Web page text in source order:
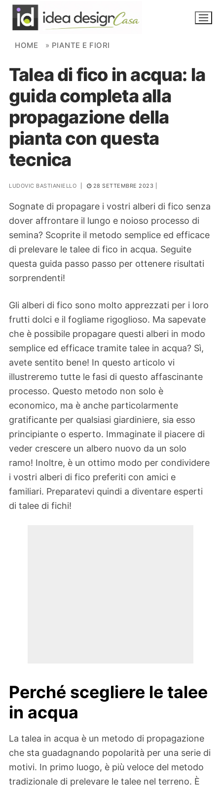
Skip to content
NOVITÀ
AMBIENTI
FAI DA TE
PIANTE
Ortaggio
HOME » PIANTE E FIORI
Talea di fico in acqua: la
guida completa alla
propagazione della
pianta con questa
tecnica
LUDOVIC BASTIANIELLO 28 SETTEMBRE 2023
Sognate di propagare i vostri alberi di fico senza
dover affrontare il lungo e noioso processo di
semina? Scoprite il metodo semplice ed efficace
di prelevare le talee di fico in acqua. Seguite
questa guida passo passo per ottenere risultati
sorprendenti!
Gli alberi di fico sono molto apprezzati per i loro
frutti dolci e il fogliame rigoglioso. Ma sapevate
che è possibile propagare questi alberi in modo
semplice ed efficace tramite talee in acqua? Sì,
avete sentito bene! In questo articolo vi
illustreremo tutte le fasi di questo affascinante
processo. Questo metodo non solo è
economico, ma è anche particolarmente
gratificante per qualsiasi giardiniere, sia esso
principiante o esperto. Immaginate il piacere di
veder crescere un albero nuovo da un solo
ramo! Inoltre, è un ottimo modo per condividere
i vostri alberi di fico preferiti con amici e
familiari. Preparatevi quindi a diventare esperti
di talee di fichi!
Perché scegliere le talee
in acqua
La talea in acqua è un metodo di propagazione
che sta guadagnando popolarità per una serie di
motivi. In primo luogo, è più veloce del metodo
tradizionale di prelevare le talee nel terreno. È